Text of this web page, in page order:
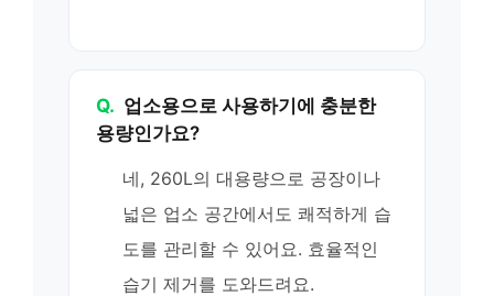
Q. 업소용으로 사용하기에 충분한
용량인가요?
네, 260L의 대용량으로 공장이나
넓은 업소 공간에서도 쾌적하게 습
도를 관리할 수 있어요. 효율적인
습기 제거를 도와드려요.